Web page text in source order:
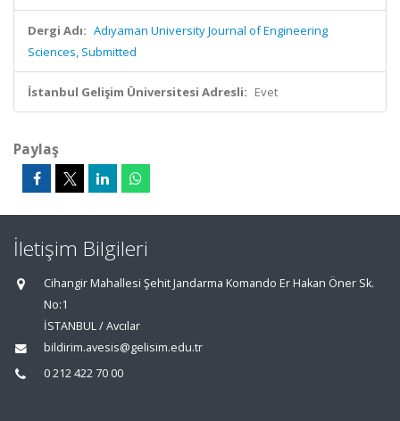
Dergi Adı: Adıyaman University Journal of Engineering
Sciences, Submitted
İstanbul Gelişim Üniversitesi Adresli: Evet
Paylaş
İletişim Bilgileri
Cihangir Mahallesi Şehit Jandarma Komando Er Hakan Öner Sk.
No:1
İSTANBUL / Avcılar
bildirim.avesis@gelisim.edu.tr
0 212 422 70 00